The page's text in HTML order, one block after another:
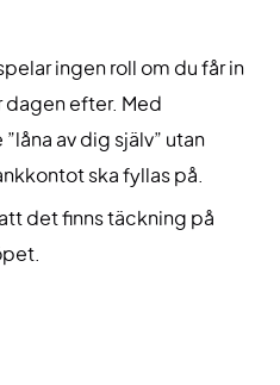
ingen roll om du får in
dagen efter. Med
av dig själv” utan
ska fyllas på.
det finns täckning på